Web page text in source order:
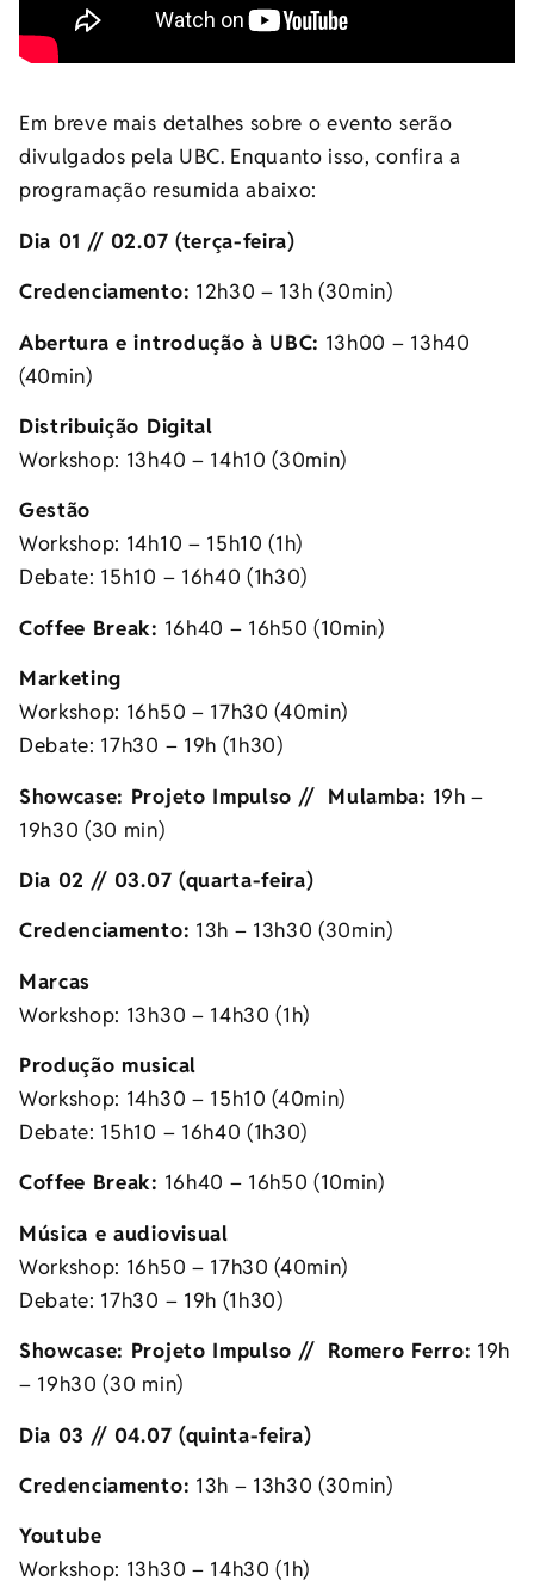
Em breve mais detalhes sobre o evento serão
divulgados pela UBC. Enquanto isso, confira a
programação resumida abaixo:
Dia 01 // 02.07 (terça-feira)
Credenciamento: 12h30 – 13h (30min)
Abertura e introdução à UBC: 13h00 – 13h40
(40min)
Distribuição Digital
Workshop: 13h40 – 14h10 (30min)
Gestão
Workshop: 14h10 – 15h10 (1h)
Debate: 15h10 – 16h40 (1h30)
Coffee Break: 16h40 – 16h50 (10min)
Marketing
Workshop: 16h50 – 17h30 (40min)
Debate: 17h30 – 19h (1h30)
Showcase: Projeto Impulso // Mulamba: 19h –
19h30 (30 min)
Dia 02 // 03.07 (quarta-feira)
Credenciamento: 13h – 13h30 (30min)
Marcas
Workshop: 13h30 – 14h30 (1h)
Produção musical
Workshop: 14h30 – 15h10 (40min)
Debate: 15h10 – 16h40 (1h30)
Coffee Break: 16h40 – 16h50 (10min)
Música e audiovisual
Workshop: 16h50 – 17h30 (40min)
Debate: 17h30 – 19h (1h30)
Showcase: Projeto Impulso // Romero Ferro: 19h
– 19h30 (30 min)
Dia 03 // 04.07 (quinta-feira)
Credenciamento: 13h – 13h30 (30min)
Youtube
Workshop: 13h30 – 14h30 (1h)